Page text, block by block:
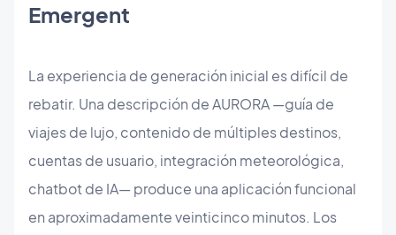
Emergent
La experiencia de generación inicial es difícil de
rebatir. Una descripción de AURORA —guía de
viajes de lujo, contenido de múltiples destinos,
cuentas de usuario, integración meteorológica,
chatbot de IA— produce una aplicación funcional
en aproximadamente veinticinco minutos. Los